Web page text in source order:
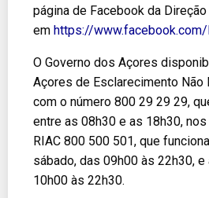
página de Facebook da
em https://
O Governo dos Açores
Açores de Esclarecimento Não
com o número 800 29 29 29,
entre as 08h30 e as 18h30,
RIAC 800 500 501, que
sábado, das 09h00 às 22h30,
10h00 às 22h30.